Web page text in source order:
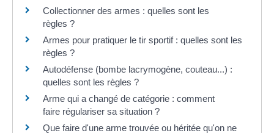
Collectionner des armes : quelles sont les
règles ?
Armes pour pratiquer le tir sportif : quelles sont les
règles ?
Autodéfense (bombe lacrymogène, couteau...) :
quelles sont les règles ?
Arme qui a changé de catégorie : comment
faire régulariser sa situation ?
Que faire d'une arme trouvée ou héritée qu'on ne